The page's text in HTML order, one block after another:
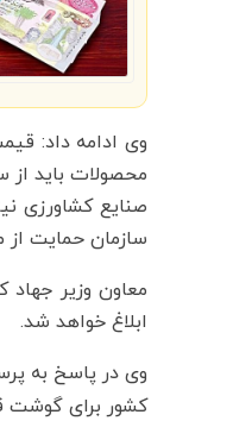
وی ادامه داد:
محصولات باید
صنایع کشاورزی
سازمان حمایت از
معاون وزیر
ابلاغ خواهد شد.
وی در پاسخ به
کشور برای گوشت